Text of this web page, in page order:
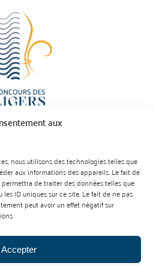
aux
nous utilisons des technologies telles que
aux informations des appareils. Le fait de
de traiter des données telles que
ID uniques sur ce site. Le fait de ne pas
peut avoir un effet négatif sur
Accepter
JUIGNE SUR LOIRE
88 99 01 07